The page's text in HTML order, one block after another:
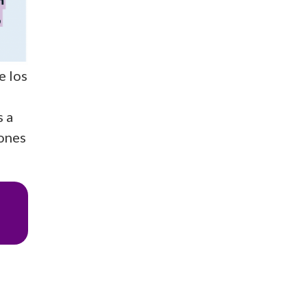
los
a